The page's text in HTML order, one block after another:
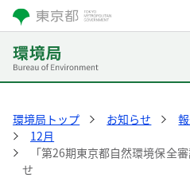
環境局トップ お知らせ
12月
「第26期東京都自然環境保全
せ